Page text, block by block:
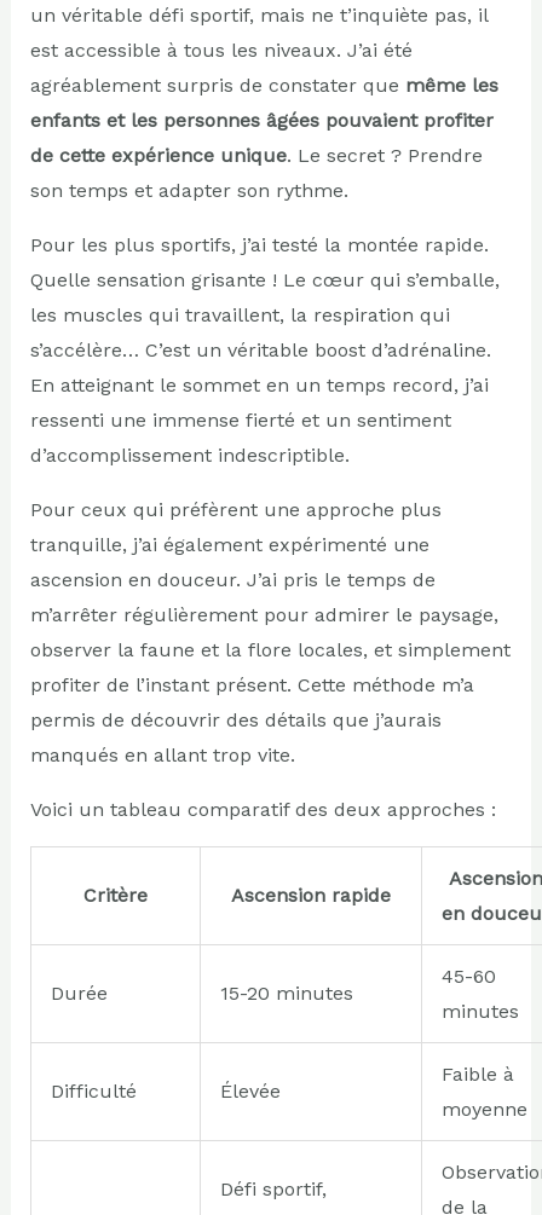
un véritable défi sportif, mais ne t’inquiète pas, il
est accessible à tous les niveaux. J’ai été
agréablement surpris de constater que même les
enfants et les personnes âgées pouvaient profiter
de cette expérience unique. Le secret ? Prendre
son temps et adapter son rythme.
Pour les plus sportifs, j’ai testé la montée rapide.
Quelle sensation grisante ! Le cœur qui s’emballe,
les muscles qui travaillent, la respiration qui
s’accélère… C’est un véritable boost d’adrénaline.
En atteignant le sommet en un temps record, j’ai
ressenti une immense fierté et un sentiment
d’accomplissement indescriptible.
Pour ceux qui préfèrent une approche plus
tranquille, j’ai également expérimenté une
ascension en douceur. J’ai pris le temps de
m’arrêter régulièrement pour admirer le paysage,
observer la faune et la flore locales, et simplement
profiter de l’instant présent. Cette méthode m’a
permis de découvrir des détails que j’aurais
manqués en allant trop vite.
Voici un tableau comparatif des deux approches :
Critère Ascension rapide
en
Durée 15-20 minutes
45-60
minutes
Difficulté Élevée
Faible à
moyenne
Défi sportif,
de la